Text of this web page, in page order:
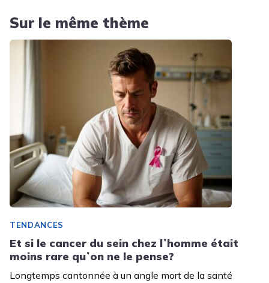
Sur le même thème
TENDANCES
Et si le cancer du sein chez lʼhomme était
moins rare quʼon ne le pense?
Longtemps cantonnée à un angle mort de la santé